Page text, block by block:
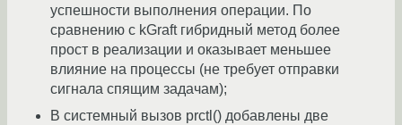
успешности выполнения операции. По
сравнению с kGraft гибридный метод более
прост в реализации и оказывает меньшее
влияние на процессы (не требует отправки
сигнала спящим задачам);
В системный вызов prctl() добавлены две